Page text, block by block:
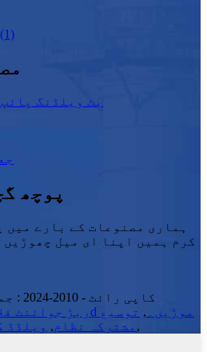
بٹ ویلڈنگ
پوچھ
ہماری مصنوعات کے بارے میں
© کاپی رائٹ - 2010-2024 : جملہ حقوق محفوظ ہیں۔
ربڑ جوائنٹ
5d موڑیں۔ , توسیع
مشترکہ نظام, ویلڈڈ ,